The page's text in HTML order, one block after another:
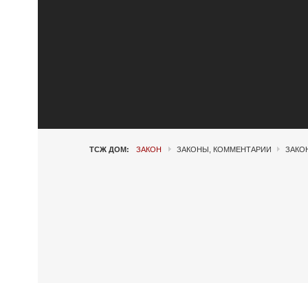
ТСЖ ДОМ: ЗАКОН ЗАКОНЫ, КОММЕНТАРИИ